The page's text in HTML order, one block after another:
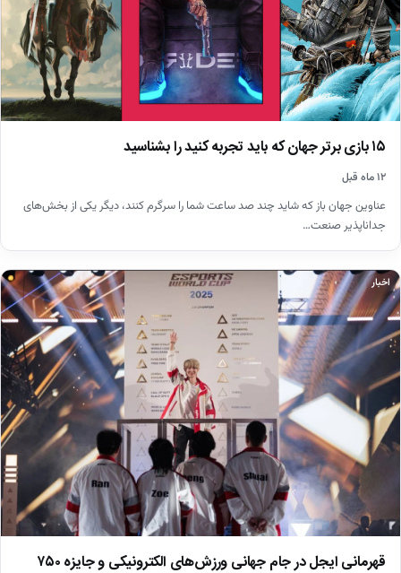
۱۵ بازی برتر جهان‌ که باید تجربه کنید را بشناسید
۱۲ ماه قبل
عناوین جهان باز که شاید چند صد ساعت شما را سرگرم کنند، دیگر یکی از بخش‌های
جداناپذیر صنعت…
اخبار
قهرمانی ایجل در جام جهانی ورزش‌های الکترونیکی و جایزه ۷۵۰